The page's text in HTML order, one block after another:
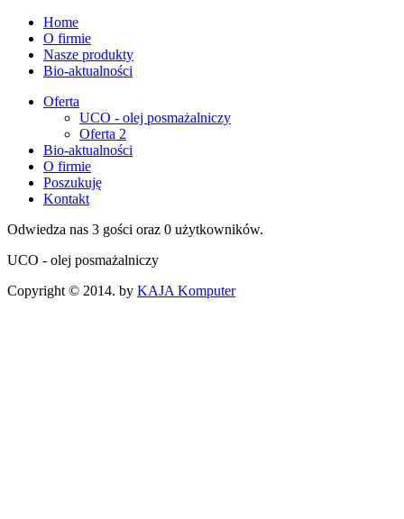
Home
O firmie
Nasze produkty
Bio-aktualności
Oferta
UCO - olej posmażalniczy
Oferta 2
Bio-aktualności
O firmie
Poszukuję
Kontakt
Odwiedza nas 3 gości oraz 0 użytkowników.
UCO - olej posmażalniczy
Copyright © 2014. by KAJA Komputer